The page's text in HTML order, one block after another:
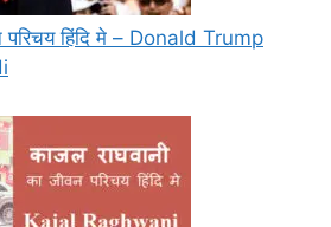
परिचय हिंदि मे – Donald Trump